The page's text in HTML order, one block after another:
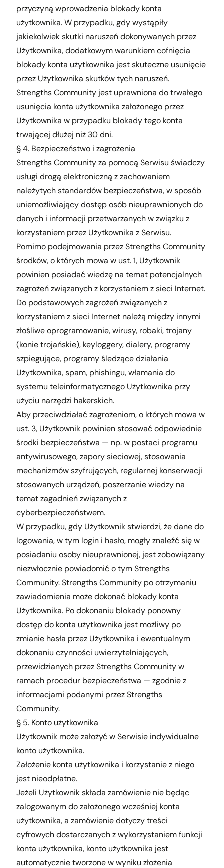
przyczyną wprowadzenia blokady konta
użytkownika. W przypadku, gdy wystąpiły
jakiekolwiek skutki naruszeń dokonywanych przez
Użytkownika, dodatkowym warunkiem cofnięcia
blokady konta użytkownika jest skuteczne usunięcie
przez Użytkownika skutków tych naruszeń.
Strengths Community jest uprawniona do trwałego
usunięcia konta użytkownika założonego przez
Użytkownika w przypadku blokady tego konta
trwającej dłużej niż 30 dni.
§ 4. Bezpieczeństwo i zagrożenia
Strengths Community za pomocą Serwisu świadczy
usługi drogą elektroniczną z zachowaniem
należytych standardów bezpieczeństwa, w sposób
uniemożliwiający dostęp osób nieuprawnionych do
danych i informacji przetwarzanych w związku z
korzystaniem przez Użytkownika z Serwisu.
Pomimo podejmowania przez Strengths Community
środków, o których mowa w ust. 1, Użytkownik
powinien posiadać wiedzę na temat potencjalnych
zagrożeń związanych z korzystaniem z sieci Internet.
Do podstawowych zagrożeń związanych z
korzystaniem z sieci Internet należą między innymi
złośliwe oprogramowanie, wirusy, robaki, trojany
(konie trojańskie), keyloggery, dialery, programy
szpiegujące, programy śledzące działania
Użytkownika, spam, phishingu, włamania do
systemu teleinformatycznego Użytkownika przy
użyciu narzędzi hakerskich.
Aby przeciwdziałać zagrożeniom, o których mowa w
ust. 3, Użytkownik powinien stosować odpowiednie
środki bezpieczeństwa — np. w postaci programu
antywirusowego, zapory sieciowej, stosowania
mechanizmów szyfrujących, regularnej konserwacji
stosowanych urządzeń, poszerzanie wiedzy na
temat zagadnień związanych z
cyberbezpieczeństwem.
W przypadku, gdy Użytkownik stwierdzi, że dane do
logowania, w tym login i hasło, mogły znaleźć się w
posiadaniu osoby nieuprawnionej, jest zobowiązany
niezwłocznie powiadomić o tym Strengths
Community. Strengths Community po otrzymaniu
zawiadomienia może dokonać blokady konta
Użytkownika. Po dokonaniu blokady ponowny
dostęp do konta użytkownika jest możliwy po
zmianie hasła przez Użytkownika i ewentualnym
dokonaniu czynności uwierzytelniających,
przewidzianych przez Strengths Community w
ramach procedur bezpieczeństwa — zgodnie z
informacjami podanymi przez Strengths
Community.
§ 5. Konto użytkownika
Użytkownik może założyć w Serwisie indywidualne
konto użytkownika.
Założenie konta użytkownika i korzystanie z niego
jest nieodpłatne.
Jeżeli Użytkownik składa zamówienie nie będąc
zalogowanym do założonego wcześniej konta
użytkownika, a zamówienie dotyczy treści
cyfrowych dostarczanych z wykorzystaniem funkcji
konta użytkownika, konto użytkownika jest
automatycznie tworzone w wyniku złożenia